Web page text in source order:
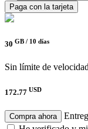
Paga con la tarjeta
30 GB / 10 días
Sin límite de
172.77 USD
Compra ahora